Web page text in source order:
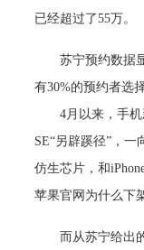
已经超过了55万。
苏宁预约数据显
有30%的预约者选
4月以来，手机新
SE“另辟蹊径”，
仿生芯片，和
苹果官网为什么下
而从苏宁给出的